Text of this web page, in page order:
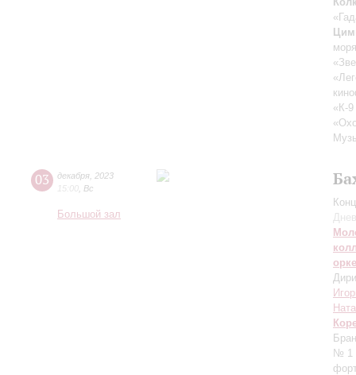
«К-
03 декабря 2023
15:00 Вс
Большой зал
№ 1